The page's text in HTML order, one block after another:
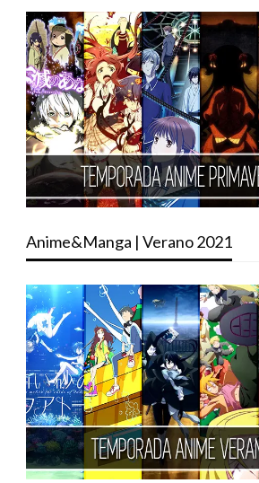
Anime&Manga | Verano 2021